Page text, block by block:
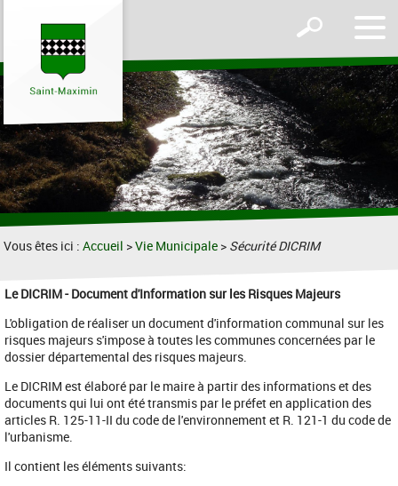
le
Afficher
formulaire
de
recherche
Vous êtes ici :Accueil >Vie Municipale > Sécurité DICRIM
Le DICRIM - Document d'Information sur les Risques Majeurs
L'obligation de réaliser un document d'information communal sur les
risques majeurs s'impose à toutes les communes concernées par le
dossier départemental des risques majeurs.
Le DICRIM est élaboré par le maire à partir des informations et des
documents qui lui ont été transmis par le préfet en application des
articles R. 125-11-II du code de l'environnement et R. 121-1 du code de
l'urbanisme.
Il contient les éléments suivants: